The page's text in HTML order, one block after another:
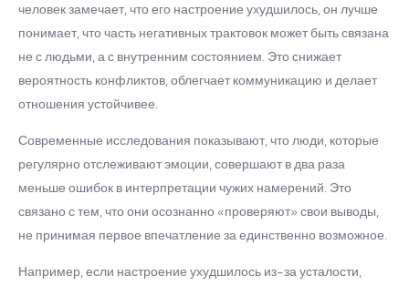
человек замечает, что его настроение ухудшилось, он лучше
понимает, что часть негативных трактовок может быть связана
не с людьми, а с внутренним состоянием. Это снижает
вероятность конфликтов, облегчает коммуникацию и делает
отношения устойчивее.
Современные исследования показывают, что люди, которые
регулярно отслеживают эмоции, совершают в два раза
меньше ошибок в интерпретации чужих намерений. Это
связано с тем, что они осознанно «проверяют» свои выводы,
не принимая первое впечатление за единственно возможное.
Например, если настроение ухудшилось из-за усталости,